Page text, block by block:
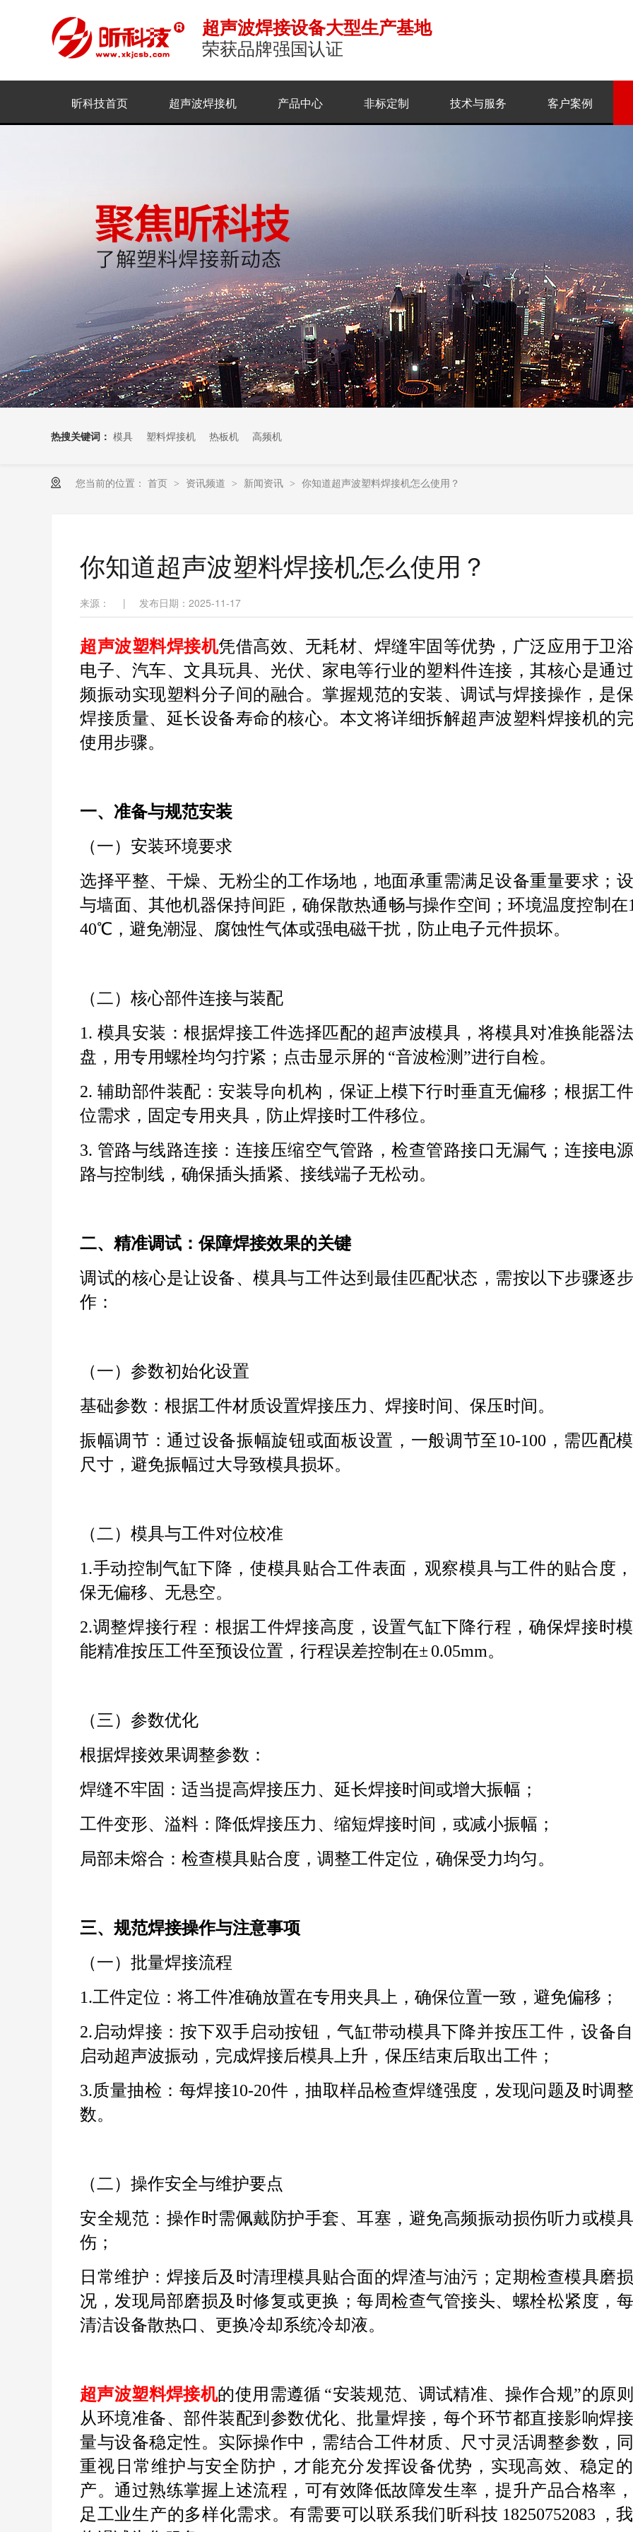
超声波焊接设备大型生产基地
荣获品牌强国认证
昕科技首页 超声波焊接机 产品中心 非标定制 技术与服务 客户案例
热搜关键词： 模具 塑料焊接机 热板机 高频机
您当前的位置： 首页 > 资讯频道 > 新闻资讯 > 你知道超声波塑料焊接机怎么使用？
你知道超声波塑料焊接机怎么使用？
来源： | 发布日期：2025-11-17
超声波塑料焊接机凭借高效、无耗材、焊缝牢固等优势，广泛应用于卫
电子、汽车、文具玩具、光伏、家电等行业的塑料件连接，其核心是通
频振动实现塑料分子间的融合。掌握规范的安装、调试与焊接操作，是
焊接质量、延长设备寿命的核心。本文将详细拆解超声波塑料焊接机的
使用步骤。
一、准备与规范安装
（一）安装环境要求
选择平整、干燥、无粉尘的工作场地，地面承重需满足设备重量要求；
与墙面、其他机器保持间距，确保散热通畅与操作空间；环境温度控制在
40℃，避免潮湿、腐蚀性气体或强电磁干扰，防止电子元件损坏。
（二）核心部件连接与装配
1. 模具安装：根据焊接工件选择匹配的超声波模具，将模具对准换能器
盘，用专用螺栓均匀拧紧； 点击显示屏的 “音波检测”进行自检。
2. 辅助部件装配：安装导向机构，保证上模下行时垂直无偏移；根据工
位需求，固定专用夹具，防止焊接时工件移位。
3. 管路与线路连接：连接压缩空气管路，检查管路接口无漏气；连接电
路与控制线，确保插头插紧、接线端子无松动。
二、 精准调试：保障焊接效果的关键
调试的核心是让设备、模具与工件达到最佳匹配状态，需按以下步骤逐
作：
（一）参数初始化设置
基础参数：根据工件材质设置焊接压力、焊接时间、保压时间。
振幅调节：通过设备振幅旋钮或面板设置，一般调节至10-100 ，需匹配
尺寸，避免振幅过大导致模具损坏。
（二）模具与工件对位校准
1.手动控制气缸下降，使模具贴合工件表面，观察模具与工件的贴合度
保无偏移、无悬空。
2.调整焊接行程：根据工件焊接高度，设置气缸下降行程，确保焊接时
能精准按压工件至预设位置，行程误差控制在±0.05mm。
（三）参数优化
根据焊接效果调整参数：
焊缝不牢固：适当提高焊接压力、延长焊接时间或增大振幅；
工件变形、溢料：降低焊接压力、缩短焊接时间，或减小振幅；
局部未熔合：检查模具贴合度，调整工件定位，确保受力均匀。
三、规范焊接操作与注意事项
（一）批量焊接流程
1.工件定位：将工件准确放置在专用夹具上，确保位置一致，避免偏移；
2. 启动焊接：按下双手启动按钮，气缸带动模具下降并按压工件，设备
启动超声波振动，完成焊接后模具上升，保压结束后取出工件；
3.质量抽检：每焊接10-20件，抽取样品检查焊缝强度，发现问题及时调
数。
（二）操作安全与维护要点
安全规范：操作时需佩戴防护手套、耳塞，避免高频振动损伤听力或模
伤；
日常维护：焊接后及时清理模具贴合面的焊渣与油污；定期检查模具磨
况，发现局部磨损及时修复或更换；每周检查气管接头、螺栓松紧度，
清洁设备散热口、更换冷却系统冷却液。
超声波塑料焊接机的使用需遵循 “安装规范、调试精准、操作合规”的原
从环境准备、部件装配到参数优化、批量焊接，每个环节都直接影响焊
量与设备稳定性。实际操作中，需结合工件材质、尺寸灵活调整参数，
重视日常维护与安全防护，才能充分发挥设备优势，实现高效、稳定
产。通过熟练掌握上述流程，可有效降低故障发生率，提升产品合格率
足工业生产的多样化需求。有需要可以联系我们昕科技 18250752083
，